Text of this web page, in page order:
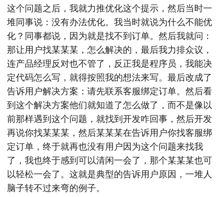
这个问题之后，我就力推优化这个提示，然后当时一
堆同事说：没有办法优化。我当时就说为什么不能优
化？同事都说，因为就是找不到订单。然后我就问：
那让用户找某某某，怎么解决的，最后我力排众议，
连产品经理反对也不管了，反正我是程序员，我能决
定代码怎么写，就得按照我的想法来写。最后改成了
告诉用户解决方案：请先联系客服绑定订单。然后看
到这个解决方案他们就知道了怎么做了，而不是像以
前那样遇到这个问题，就找到开发咋回事，然后开发
再说你找某某某，然后某某某在告诉用户你找客服绑
定订单，终于就再也没有用户因为这个问题来找我
了，我也终于感到可以清闲一会了，那个某某某也可
以轻松一会了。这就是典型的告诉用户原因，一堆人
脑子转不过来弯的例子。